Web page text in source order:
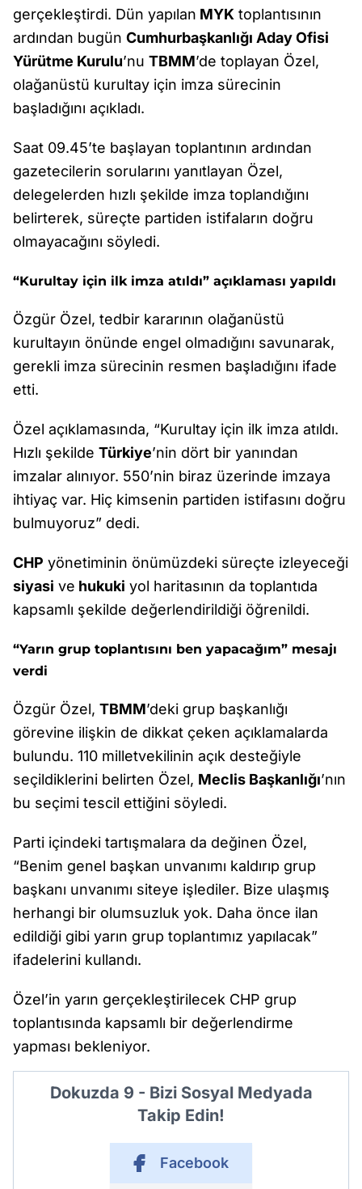
gerçekleştirdi. Dün yapılan MYK toplantısının
ardından bugün Cumhurbaşkanlığı Aday Ofisi
Yürütme Kurulu’nu TBMM’de toplayan Özel,
olağanüstü kurultay için imza sürecinin
başladığını açıkladı.
Saat 09.45’te başlayan toplantının ardından
gazetecilerin sorularını yanıtlayan Özel,
delegelerden hızlı şekilde imza toplandığını
belirterek, süreçte partiden istifaların doğru
olmayacağını söyledi.
“Kurultay için ilk imza atıldı” açıklaması yapıldı
Özgür Özel, tedbir kararının olağanüstü
kurultayın önünde engel olmadığını savunarak,
gerekli imza sürecinin resmen başladığını ifade
etti.
Özel açıklamasında, “Kurultay için ilk imza atıldı.
Hızlı şekilde Türkiye’nin dört bir yanından
imzalar alınıyor. 550’nin biraz üzerinde imzaya
ihtiyaç var. Hiç kimsenin partiden istifasını doğru
bulmuyoruz” dedi.
CHP yönetiminin önümüzdeki süreçte izleyeceği
siyasi ve hukuki yol haritasının da toplantıda
kapsamlı şekilde değerlendirildiği öğrenildi.
“Yarın grup toplantısını ben yapacağım” mesajı
verdi
Özgür Özel, TBMM’deki grup başkanlığı
görevine ilişkin de dikkat çeken açıklamalarda
bulundu. 110 milletvekilinin açık desteğiyle
seçildiklerini belirten Özel, Meclis Başkanlığı’nın
bu seçimi tescil ettiğini söyledi.
Parti içindeki tartışmalara da değinen Özel,
“Benim genel başkan unvanımı kaldırıp grup
başkanı unvanımı siteye işlediler. Bize ulaşmış
herhangi bir olumsuzluk yok. Daha önce ilan
edildiği gibi yarın grup toplantımız yapılacak”
ifadelerini kullandı.
Özel’in yarın gerçekleştirilecek CHP grup
toplantısında kapsamlı bir değerlendirme
yapması bekleniyor.
Dokuzda 9 - Bizi Sosyal Medyada
Takip Edin!
Facebook